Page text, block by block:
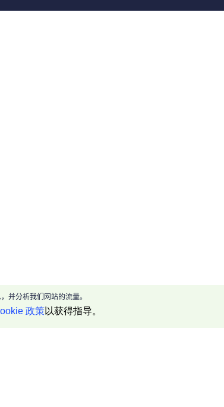
并分析我们网站的流量。
政策以获得指导。